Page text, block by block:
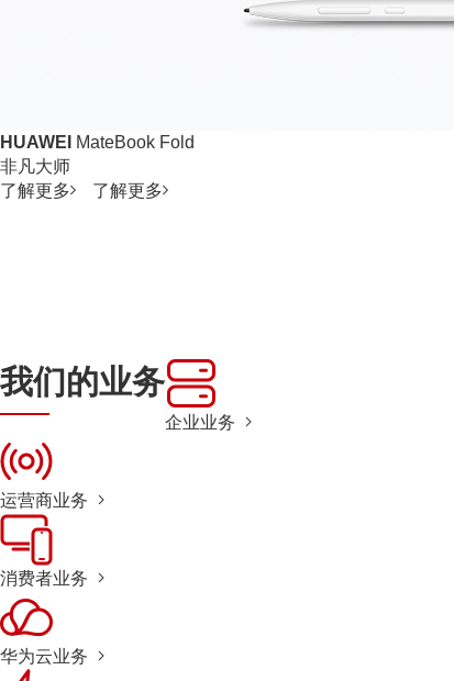
HUAWEI
MateBook Fold
非凡大师
了解更多
了解更多
我们的业务
企业业务
运营商业务
消费者业务
华为云业务